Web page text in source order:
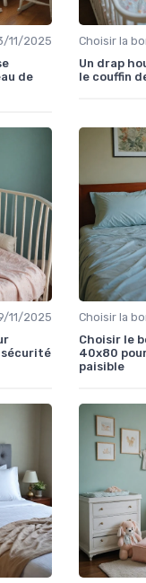
11/2025
de
Un drap
le couffin
11/2025
Choisir le
40x80
paisible